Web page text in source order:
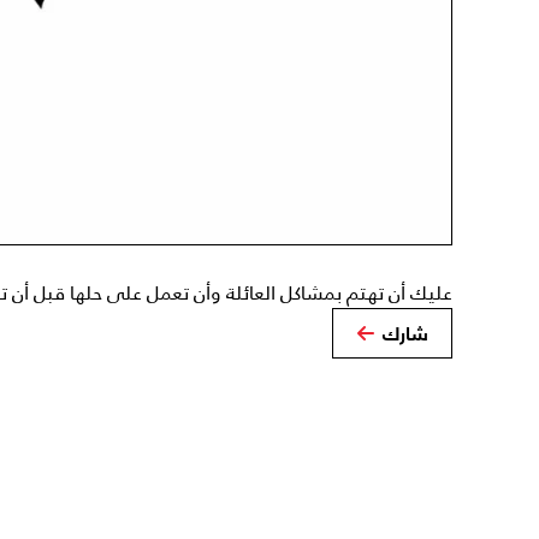
عليك أن تهتم بمشاكل العائلة وأن تعمل على حلها قبل أن
شارك